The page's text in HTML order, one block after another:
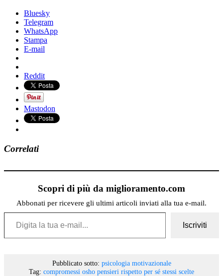
Bluesky
Telegram
WhatsApp
Stampa
E-mail
Reddit
Mastodon
Correlati
Scopri di più da miglioramento.com
Abbonati per ricevere gli ultimi articoli inviati alla tua e-mail.
Digita la tua e-mail...
Iscriviti
Pubblicato sotto: psicologia motivazionale
Tag: compromessi osho pensieri rispetto per sé stessi scelte